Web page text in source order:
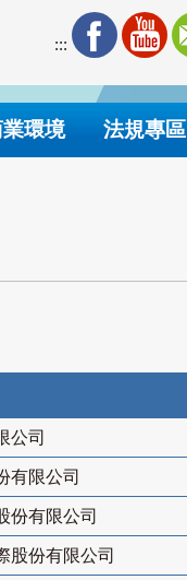
:::
環境 法規專區
公司
有限公司
份有限公司
股份有限公司